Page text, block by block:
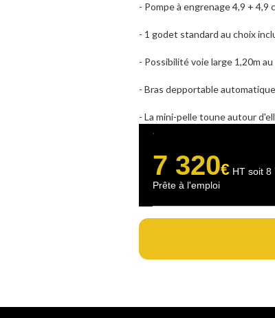
- Pompe à engrenage 4,9 + 4,9
- 1 godet standard au choix
- Possibilité voie large 1,20m
- Bras depportable
- La mini-pelle toune autour
.
7 320€ HT soit 8
Prête à l'emploi